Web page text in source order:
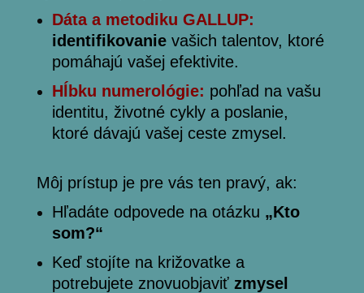
Dáta a metodiku GALLUP:
identifikovanievašich talentov, ktoré
pomáhajú vašej efektivite.
Hĺbku numerológie: pohľad na vašu
identitu, životné cykly a poslanie,
ktoré dávajú vašej ceste zmysel.
Môj prístup je pre vás ten pravý, ak:
Hľadáte odpovede na otázku „Kto
som?“
Keď stojíte na križovatke a
potrebujete znovuobjaviť zmysel